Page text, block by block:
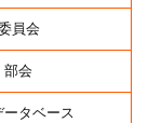
員会
部会
ータベース